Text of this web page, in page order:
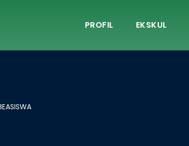
PROFIL EKSKUL